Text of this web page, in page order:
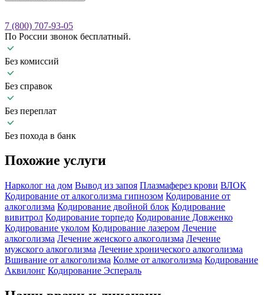
7 (800) 707-93-05
По России звонок бесплатный.
Без комиссий
Без справок
Без переплат
Без похода в банк
Похожие услуги
Нарколог на дом Вывод из запоя Плазмаферез крови ВЛОК
Кодирование от алкоголизма гипнозом Кодирование от
алкоголизма Кодирование двойной блок Кодирование
вивитрол Кодирование торпедо Кодирование Довженко
Кодирование уколом Кодирование лазером Лечение
алкоголизма Лечение женского алкоголизма Лечение
мужского алкоголизма Лечение хронического алкоголизма
Вшивание от алкоголизма Колме от алкоголизма Кодирование
Аквилонг Кодирование Эспераль